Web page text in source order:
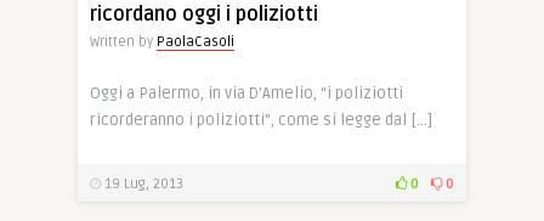
ricordano oggi i poliziotti
Written by PaolaCasoli
Oggi a Palermo, in via D’Amelio, “i poliziotti
ricorderanno i poliziotti”, come si legge dal […]
19 Lug, 2013 0 0